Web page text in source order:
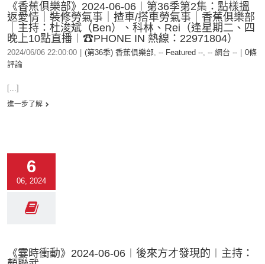
《香蕉俱樂部》2024-06-06︱第36季第2集：點樣搵
返愛情｜裝修勞氣事｜揸車/搭車勞氣事｜香蕉俱樂部
｜主持：杜浚斌（Ben）、科林、Rei（逢星期二、四
晚上10點直播︱☎PHONE IN 熱線：22971804）
2024/06/06 22:00:00 (第36季) 香蕉俱樂部, -- Featured --, -- 網台 --
0條
評論
[...]
進一步了解
6
06, 2024
《霎時衝動》2024-06-06︱後來方才發現的︱主持：